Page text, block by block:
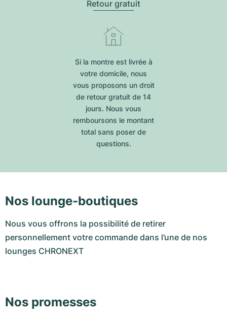
Retour gratuit
Si la montre est livrée à
votre domicile, nous
vous proposons un droit
de retour gratuit de 14
jours. Nous vous
remboursons le montant
total sans poser de
questions.
Nos lounge-boutiques
Nous vous offrons la possibilité de retirer
personnellement votre commande dans l’une de nos
lounges CHRONEXT
Nos promesses